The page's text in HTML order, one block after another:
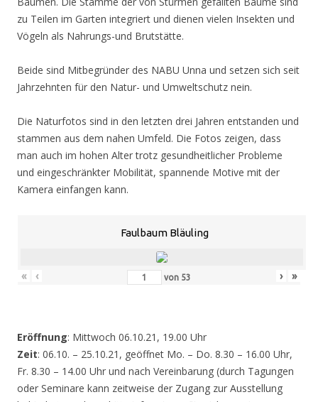
zu Teilen im Garten integriert und dienen vielen Insekten und
Vögeln als Nahrungs-und Brutstätte.
Beide sind Mitbegründer des NABU Unna und setzen sich seit
Jahrzehnten für den Natur- und Umweltschutz nein.
Die Naturfotos sind in den letzten drei Jahren entstanden und
stammen aus dem nahen Umfeld. Die Fotos zeigen, dass
man auch im hohen Alter trotz gesundheitlicher Probleme
und eingeschränkter Mobilität, spannende Motive mit der
Kamera einfangen kann.
Faulbaum Bläuling
« ‹ von 53 › »
Eröffnung: Mittwoch 06.10.21, 19.00 Uhr
Zeit: 06.10. – 25.10.21, geöffnet Mo. – Do. 8.30 – 16.00 Uhr,
Fr. 8.30 – 14.00 Uhr und nach Vereinbarung (durch Tagungen
oder Seminare kann zeitweise der Zugang zur Ausstellung